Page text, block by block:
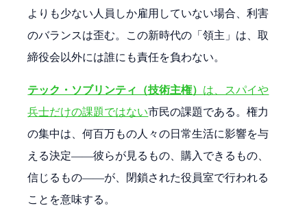
よりも少ない人員しか雇用していない場合、利害
のバランスは歪む。この新時代の「領主」は、取
締役会以外には誰にも責任を負わない。
テック・ソブリンティ（技術主権） は、スパイや
兵士だけの課題ではない市民の課題である。権力
の集中は、何百万もの人々の日常生活に影響を与
える決定――彼らが見るもの、購入できるもの、
信じるもの――が、閉鎖された役員室で行われる
ことを意味する。